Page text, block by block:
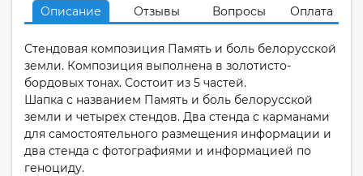
Описание Отзывы Вопросы Оплата
Стендовая композиция Память и боль белорусской
земли. Композиция выполнена в золотисто-
бордовых тонах. Состоит из 5 частей.
Шапка с названием Память и боль белорусской
земли и четырех стендов. Два стенда с карманами
для самостоятельного размещения информации и
два стенда с фотографиями и информацией по
геноциду.